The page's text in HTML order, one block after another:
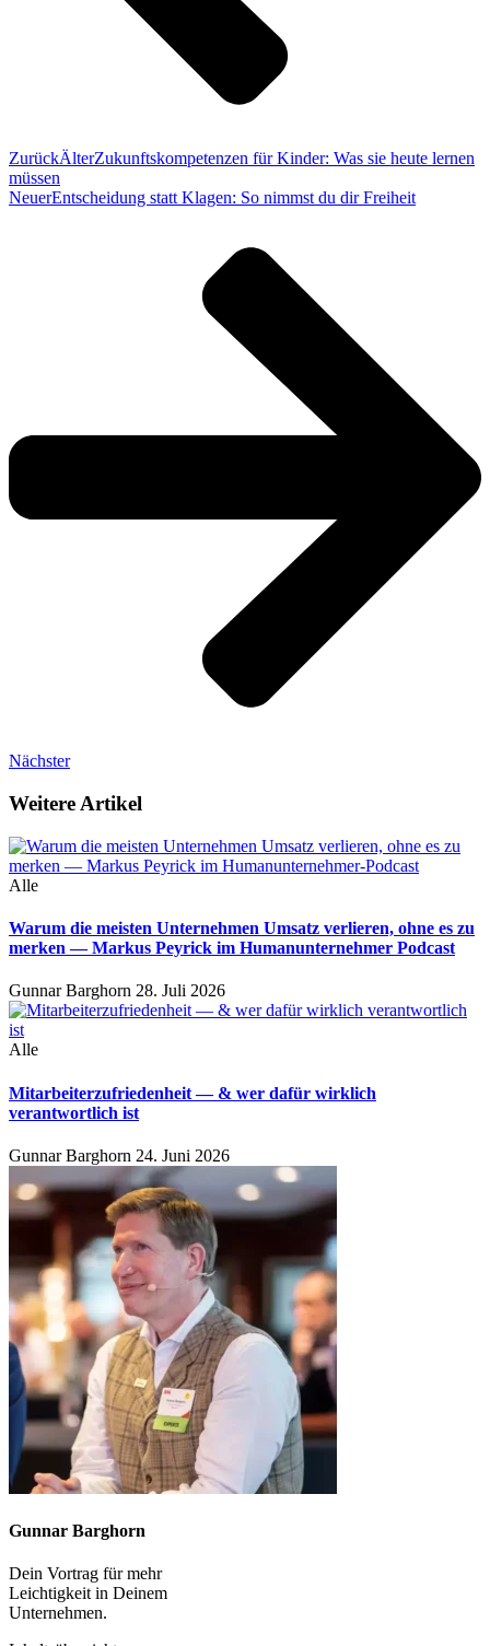
ZurückÄlterZukunftskompetenzen für Kinder: Was sie heute lernen
müssen
NeuerEntscheidung statt Klagen: So nimmst du dir Freiheit
Nächster
Weitere Artikel
Alle
Warum die meisten Unternehmen Umsatz verlieren, ohne es zu
merken — Markus Peyrick im Humanunternehmer Podcast
Gunnar Barghorn 28. Juli 2026
Alle
Mitarbeiterzufriedenheit — & wer dafür wirklich
verantwortlich ist
Gunnar Barghorn 24. Juni 2026
Gunnar Barghorn
Dein Vortrag für mehr
Leichtigkeit in Deinem
Unternehmen.